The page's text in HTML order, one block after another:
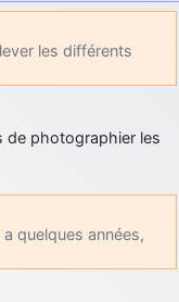
on… Merci à toi.
de personne
resté dans le filtre…
trop violent
les différents
de photographier les
quelques années,